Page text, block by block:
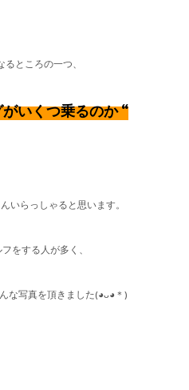
ところの一つ、
いくつ乗るのか “
いらっしゃると思います。
をする人が多く、
な写真を頂きました(◕ᴗ◕＊)